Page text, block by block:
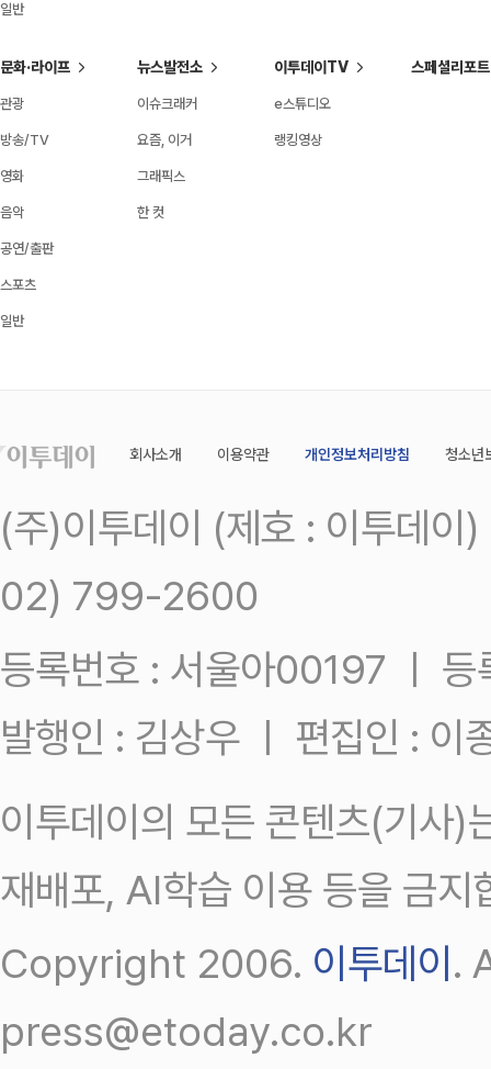
일반
문화·라이프
관광
방송/TV
영화
음악
공연/출판
스포츠
일반
뉴스발전소
이슈크래커
요즘, 이거
그래픽스
한 컷
이투데이TV
e스튜디오
랭킹영상
스페셜리포트
회사소개 이용약관 개인정보처리방침 청소년
(주)이투데이 (제호 : 이투데
02) 799-2600
등록번호 : 서울아00197 ㅣ
발행인 : 김상우 ㅣ 편집인 : 이
이투데이의 모든 콘텐츠(기사)
재배포, AI학습 이용 등을 금지
Copyright 2006. 이투데이 .
press@etoday.co.kr